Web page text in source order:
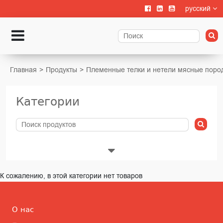
русский
Главная Продукты Племенные телки и нетели мясные
Категории
Содержание крупного рогатого скота
К сожалению, в этой категории нет товаров
О нас